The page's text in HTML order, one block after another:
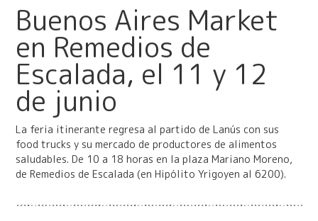
Buenos Aires Market
en Remedios de
Escalada, el 11 y 12
de junio
La feria itinerante regresa al partido de Lanús con sus
food trucks y su mercado de productores de alimentos
saludables. De 10 a 18 horas en la plaza Mariano Moreno,
de Remedios de Escalada (en Hipólito Yrigoyen al 6200).